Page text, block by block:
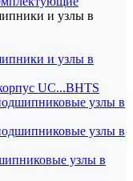
и узлы в
и узлы в
UC...BHTS
узлы в
узлы в
узлы в